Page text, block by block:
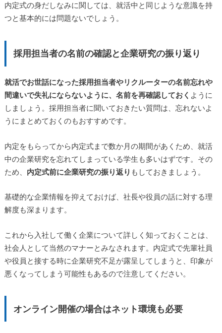
内定式の身だしなみに関しては、就活中と同じような意識を持
つと基本的には問題ないでしょう。
採用担当者の名前の確認と企業研究の振り返り
就活でお世話になった採用担当者やリクルーターの名前忘れや
間違いで失礼にならないように、名前を再確認しておく ように
しましょう。採用担当者に聞いておきたい質問は、忘れないよ
うにまとめておくのもおすすめです。
内定をもらってから内定式まで数か月の期間があくため、就活
中の企業研究を忘れてしまっている学生も多いはずです。その
ため、 内定式前に企業研究の振り返り もしておきましょう。
基礎的な企業情報を抑えておけば、社長や役員の話に対する理
解度も深まります。
これから入社して働く企業について詳しく知っておくことは、
社会人として当然のマナーとみなされます。内定式で先輩社員
や役員と接する時に企業研究不足が露呈してしまうと、印象が
悪くなってしまう可能性もあるので注意してください。
オンライン開催の場合はネット環境も必要